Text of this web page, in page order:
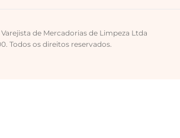
de Mercadorias de Limpeza Ltda
Todos os direitos reservados.